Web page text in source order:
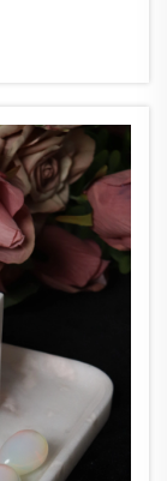
において
つのカスタ
ネス施設